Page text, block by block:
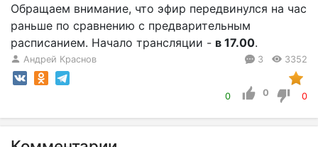
Обращаем внимание, что эфир передвинулся на час
раньше по сравнению с предварительным
расписанием. Начало трансляции - в 17.00.
Андрей Краснов 3 3352
0 0 0